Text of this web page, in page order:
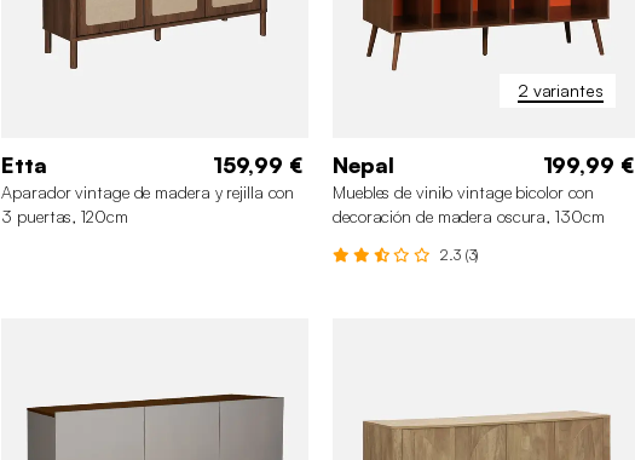
Etta 159,99 €
Aparador vintage de madera y rejilla con
3 puertas, 120cm
2 variantes
Nepal 199,99 €
Muebles de vinilo vintage bicolor con
decoración de madera oscura, 130cm
2.3 (3)